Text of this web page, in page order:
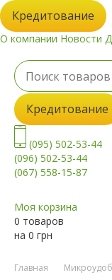
Кредитование
О компании Новости
Кредитование
(095) 502-53-44
(096) 502-53-44
(067) 558-15-87
Моя корзина
0 товаров
на 0 грн
Главная